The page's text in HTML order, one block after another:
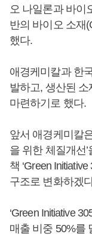
오 나일론과 바이
반의 바이오 소재
했다.
애경케미칼과 한
발하고, 생산된
마련하기로 했다.
앞서 애경케미칼
을 위한 체질개선
책 ‘Green
구조로 변화하겠
‘Green Initiative
매출 비중 50%를